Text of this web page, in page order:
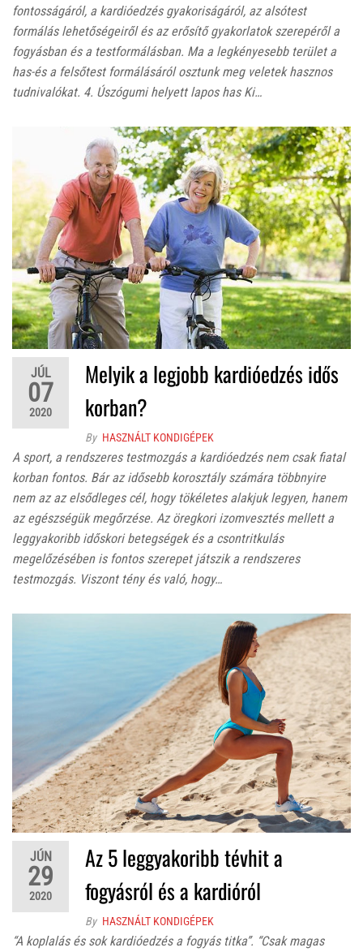
fontosságáról, a kardióedzés gyakoriságáról, az alsótest
formálás lehetőségeiről és az erősítő gyakorlatok szerepéről a
fogyásban és a testformálásban. Ma a legkényesebb terület a
has-és a felsőtest formálásáról osztunk meg veletek hasznos
tudnivalókat. 4. Úszógumi helyett lapos has Ki…
JÚL
07
2020
Melyik a legjobb kardióedzés idős
korban?
By HASZNÁLT KONDIGÉPEK
A sport, a rendszeres testmozgás a kardióedzés nem csak fiatal
korban fontos. Bár az idősebb korosztály számára többnyire
nem az az elsődleges cél, hogy tökéletes alakjuk legyen, hanem
az egészségük megőrzése. Az öregkori izomvesztés mellett a
leggyakoribb időskori betegségek és a csontritkulás
megelőzésében is fontos szerepet játszik a rendszeres
testmozgás. Viszont tény és való, hogy…
JÚN
29
2020
Az 5 leggyakoribb tévhit a
fogyásról és a kardióról
By HASZNÁLT KONDIGÉPEK
“A koplalás és sok kardióedzés a fogyás titka”. “Csak magas